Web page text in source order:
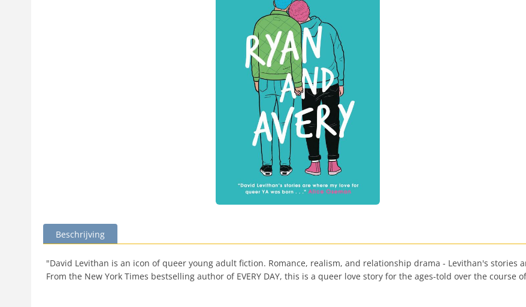
Beschrijving
"David Levithan is an icon of queer young adult fiction. Romance, realism, and relationship drama - Levithan's stories
From the New York Times bestselling author of EVERY DAY, this is a queer love story for the ages-told over the course